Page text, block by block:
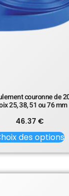
couronne de
25, 38, 51 ou 76 mm
46.37 €
des options